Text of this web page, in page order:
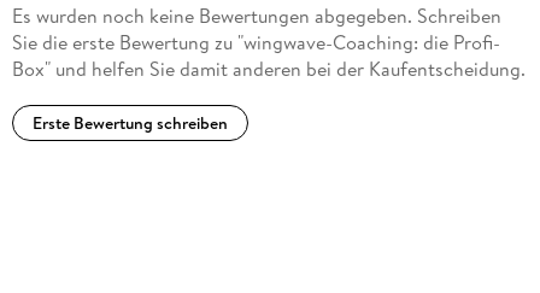
Die Diplom-Psychologin Cora Besser-Siegmund ist
20 Jahren erarbeitet sie in ihrem Institut im Herzen
Hamburgs maßgeschneiderte Interventionen für ihre
Es wurden noch keine Bewertungen abgegeben. Schreiben
Sie die erste Bewertung zu "wingwave-Coaching: die Profi-
Box" und helfen Sie damit anderen bei der Kaufentscheidung.
Erste Bewertung schreiben